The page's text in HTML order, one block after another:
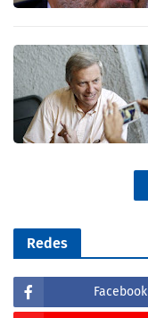
Redes
Facebook